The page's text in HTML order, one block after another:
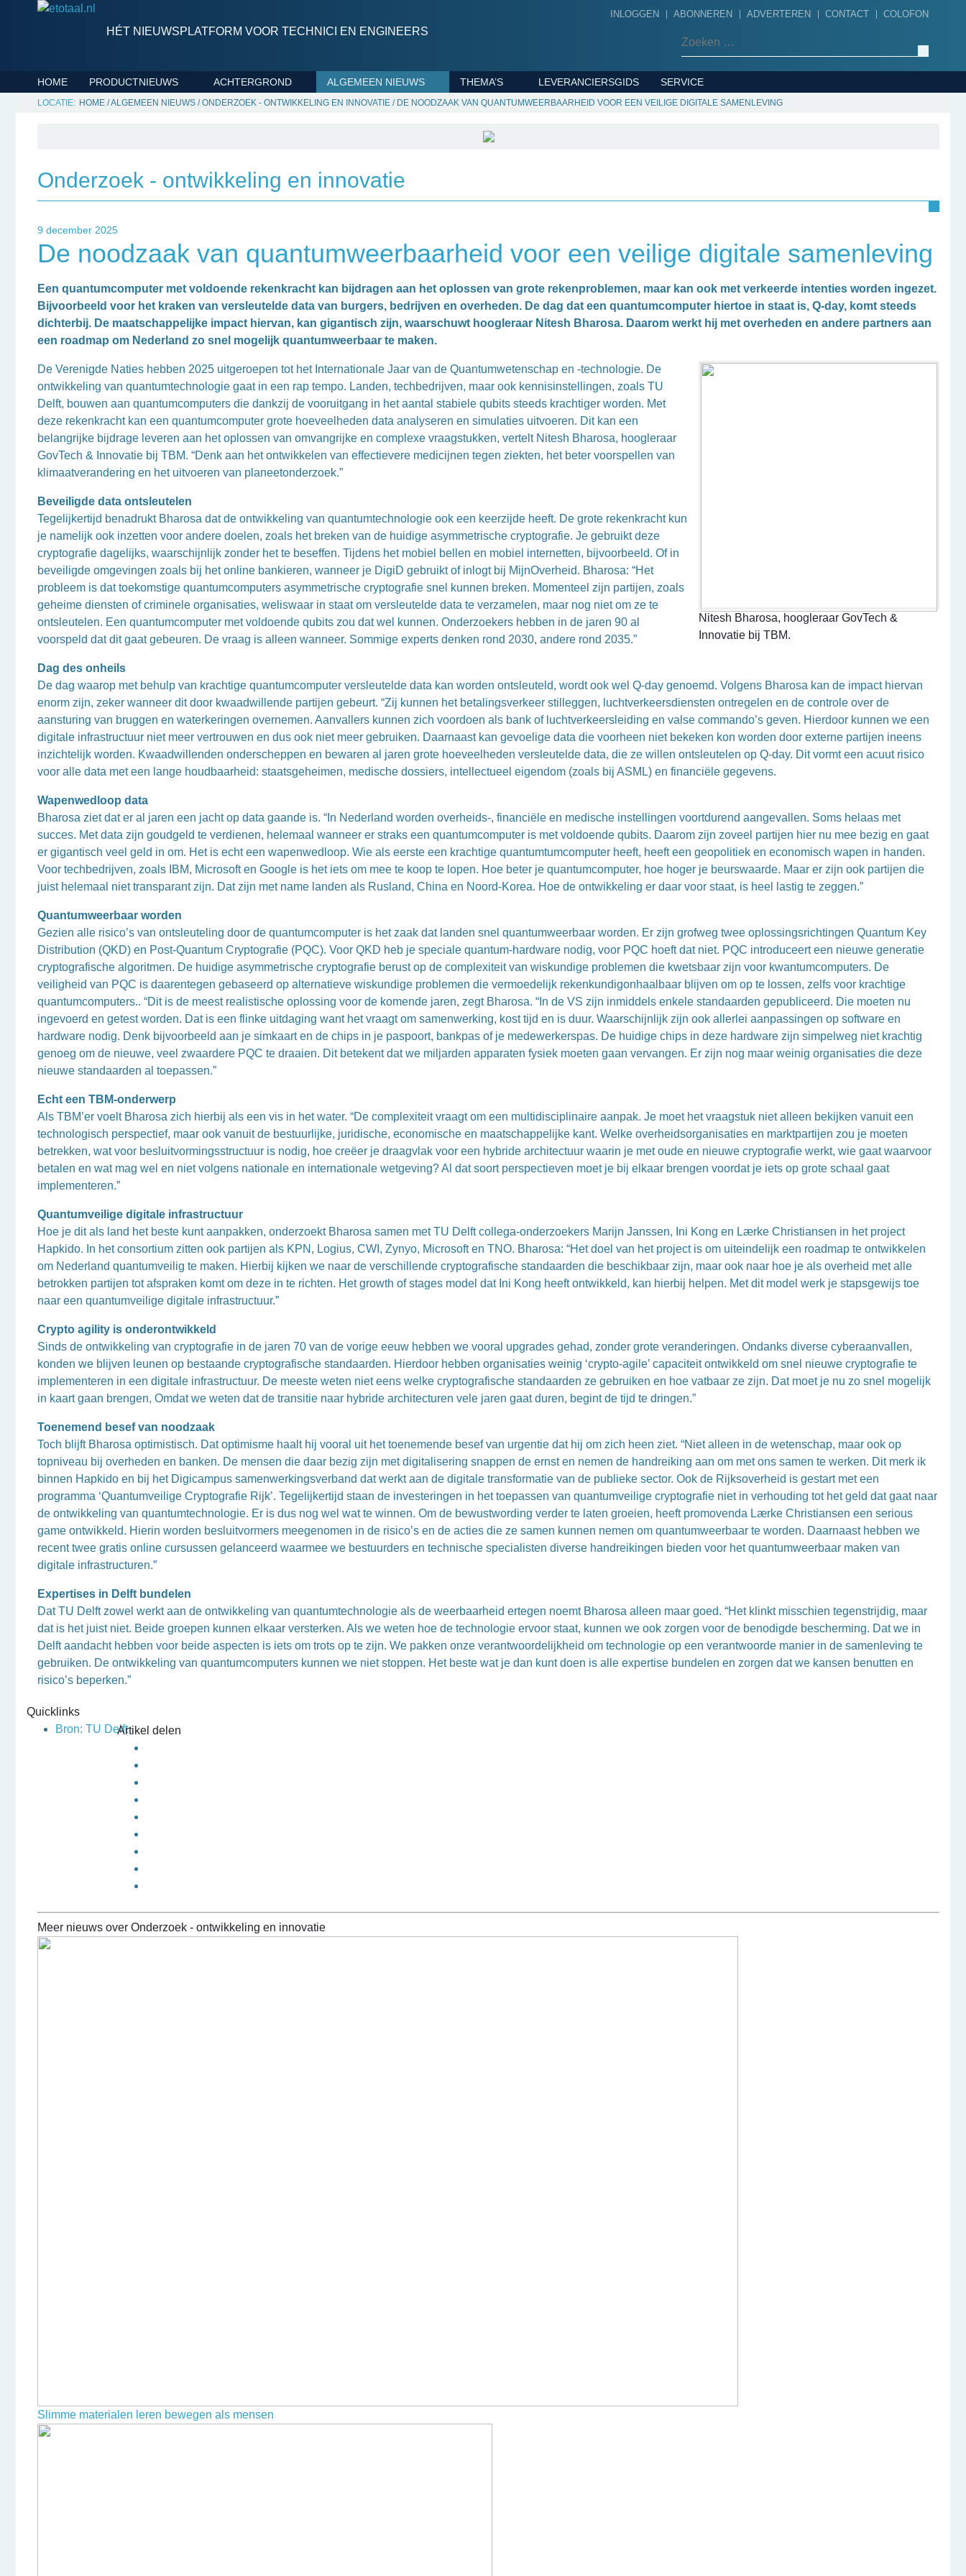
HÉT NIEUWSPLATFORM VOOR TECHNICI EN ENGINEERS
INLOGGEN ABONNEREN ADVERTEREN CONTACT COLOFON
HOME PRODUCTNIEUWS ACHTERGROND ALGEMEEN NIEUWS THEMA’S LEVERANCIERSGIDS SERVICE
HOME /ALGEMEEN NIEUWS /ONDERZOEK - ONTWIKKELING EN INNOVATIE / DE NOODZAAK VAN QUANTUMWEERBAARHEID VOOR EEN VEILIGE DIGITALE SAMENLEVING
Onderzoek - ontwikkeling en innovatie
9 december 2025
De noodzaak van quantumweerbaarheid voor een veilige digitale samenleving
Een quantumcomputer met voldoende rekenkracht kan bijdragen aan het oplossen van grote rekenproblemen, maar kan ook met verkeerde intenties worden ingezet.
Bijvoorbeeld voor het kraken van versleutelde data van burgers, bedrijven en overheden. De dag dat een quantumcomputer hiertoe in staat is, Q-day, komt steeds
dichterbij. De maatschappelijke impact hiervan, kan gigantisch zijn, waarschuwt hoogleraar Nitesh Bharosa. Daarom werkt hij met overheden en andere partners aan
een roadmap om Nederland zo snel mogelijk quantumweerbaar te maken.
Nitesh Bharosa, hoogleraar GovTech &
Innovatie bij TBM.
De Verenigde Naties hebben 2025 uitgeroepen tot het Internationale Jaar van de Quantumwetenschap en -technologie. De
ontwikkeling van quantumtechnologie gaat in een rap tempo. Landen, techbedrijven, maar ook kennisinstellingen, zoals TU
Delft, bouwen aan quantumcomputers die dankzij de vooruitgang in het aantal stabiele qubits steeds krachtiger worden. Met
deze rekenkracht kan een quantumcomputer grote hoeveelheden data analyseren en simulaties uitvoeren. Dit kan een
belangrijke bijdrage leveren aan het oplossen van omvangrijke en complexe vraagstukken, vertelt Nitesh Bharosa, hoogleraar
GovTech & Innovatie bij TBM. “Denk aan het ontwikkelen van effectievere medicijnen tegen ziekten, het beter voorspellen van
klimaatverandering en het uitvoeren van planeetonderzoek.”
Beveiligde data ontsleutelen
Tegelijkertijd benadrukt Bharosa dat de ontwikkeling van quantumtechnologie ook een keerzijde heeft. De grote rekenkracht kun
je namelijk ook inzetten voor andere doelen, zoals het breken van de huidige asymmetrische cryptografie. Je gebruikt deze
cryptografie dagelijks, waarschijnlijk zonder het te beseffen. Tijdens het mobiel bellen en mobiel internetten, bijvoorbeeld. Of in
beveiligde omgevingen zoals bij het online bankieren, wanneer je DigiD gebruikt of inlogt bij MijnOverheid. Bharosa: “Het
probleem is dat toekomstige quantumcomputers asymmetrische cryptografie snel kunnen breken. Momenteel zijn partijen, zoals
geheime diensten of criminele organisaties, weliswaar in staat om versleutelde data te verzamelen, maar nog niet om ze te
ontsleutelen. Een quantumcomputer met voldoende qubits zou dat wel kunnen. Onderzoekers hebben in de jaren 90 al
voorspeld dat dit gaat gebeuren. De vraag is alleen wanneer. Sommige experts denken rond 2030, andere rond 2035.”
Dag des onheils
De dag waarop met behulp van krachtige quantumcomputer versleutelde data kan worden ontsleuteld, wordt ook wel Q-day genoemd. Volgens Bharosa kan de impact hiervan
enorm zijn, zeker wanneer dit door kwaadwillende partijen gebeurt. “Zij kunnen het betalingsverkeer stilleggen, luchtverkeersdiensten ontregelen en de controle over de
aansturing van bruggen en waterkeringen overnemen. Aanvallers kunnen zich voordoen als bank of luchtverkeersleiding en valse commando’s geven. Hierdoor kunnen we een
digitale infrastructuur niet meer vertrouwen en dus ook niet meer gebruiken. Daarnaast kan gevoelige data die voorheen niet bekeken kon worden door externe partijen ineens
inzichtelijk worden. Kwaadwillenden onderscheppen en bewaren al jaren grote hoeveelheden versleutelde data, die ze willen ontsleutelen op Q-day. Dit vormt een acuut risico
voor alle data met een lange houdbaarheid: staatsgeheimen, medische dossiers, intellectueel eigendom (zoals bij ASML) en financiële gegevens.
Wapenwedloop data
Bharosa ziet dat er al jaren een jacht op data gaande is. “In Nederland worden overheids-, financiële en medische instellingen voortdurend aangevallen. Soms helaas met
succes. Met data zijn goudgeld te verdienen, helemaal wanneer er straks een quantumcomputer is met voldoende qubits. Daarom zijn zoveel partijen hier nu mee bezig en gaat
er gigantisch veel geld in om. Het is echt een wapenwedloop. Wie als eerste een krachtige quantumtumcomputer heeft, heeft een geopolitiek en economisch wapen in handen.
Voor techbedrijven, zoals IBM, Microsoft en Google is het iets om mee te koop te lopen. Hoe beter je quantumcomputer, hoe hoger je beurswaarde. Maar er zijn ook partijen die
juist helemaal niet transparant zijn. Dat zijn met name landen als Rusland, China en Noord-Korea. Hoe de ontwikkeling er daar voor staat, is heel lastig te zeggen.”
Quantumweerbaar worden
Gezien alle risico’s van ontsleuteling door de quantumcomputer is het zaak dat landen snel quantumweerbaar worden. Er zijn grofweg twee oplossingsrichtingen Quantum Key
Distribution (QKD) en Post-Quantum Cryptografie (PQC). Voor QKD heb je speciale quantum-hardware nodig, voor PQC hoeft dat niet. PQC introduceert een nieuwe generatie
cryptografische algoritmen. De huidige asymmetrische cryptografie berust op de complexiteit van wiskundige problemen die kwetsbaar zijn voor kwantumcomputers. De
veiligheid van PQC is daarentegen gebaseerd op alternatieve wiskundige problemen die vermoedelijk rekenkundigonhaalbaar blijven om op te lossen, zelfs voor krachtige
quantumcomputers.. “Dit is de meest realistische oplossing voor de komende jaren, zegt Bharosa. “In de VS zijn inmiddels enkele standaarden gepubliceerd. Die moeten nu
ingevoerd en getest worden. Dat is een flinke uitdaging want het vraagt om samenwerking, kost tijd en is duur. Waarschijnlijk zijn ook allerlei aanpassingen op software en
hardware nodig. Denk bijvoorbeeld aan je simkaart en de chips in je paspoort, bankpas of je medewerkerspas. De huidige chips in deze hardware zijn simpelweg niet krachtig
genoeg om de nieuwe, veel zwaardere PQC te draaien. Dit betekent dat we miljarden apparaten fysiek moeten gaan vervangen. Er zijn nog maar weinig organisaties die deze
nieuwe standaarden al toepassen.”
Echt een TBM-onderwerp
Als TBM’er voelt Bharosa zich hierbij als een vis in het water. “De complexiteit vraagt om een multidisciplinaire aanpak. Je moet het vraagstuk niet alleen bekijken vanuit een
technologisch perspectief, maar ook vanuit de bestuurlijke, juridische, economische en maatschappelijke kant. Welke overheidsorganisaties en marktpartijen zou je moeten
betrekken, wat voor besluitvormingsstructuur is nodig, hoe creëer je draagvlak voor een hybride architectuur waarin je met oude en nieuwe cryptografie werkt, wie gaat waarvoor
betalen en wat mag wel en niet volgens nationale en internationale wetgeving? Al dat soort perspectieven moet je bij elkaar brengen voordat je iets op grote schaal gaat
implementeren.”
Quantumveilige digitale infrastructuur
Hoe je dit als land het beste kunt aanpakken, onderzoekt Bharosa samen met TU Delft collega-onderzoekers Marijn Janssen, Ini Kong en Lærke Christiansen in het project
Hapkido. In het consortium zitten ook partijen als KPN, Logius, CWI, Zynyo, Microsoft en TNO. Bharosa: “Het doel van het project is om uiteindelijk een roadmap te ontwikkelen
om Nederland quantumveilig te maken. Hierbij kijken we naar de verschillende cryptografische standaarden die beschikbaar zijn, maar ook naar hoe je als overheid met alle
betrokken partijen tot afspraken komt om deze in te richten. Het growth of stages model dat Ini Kong heeft ontwikkeld, kan hierbij helpen. Met dit model werk je stapsgewijs toe
naar een quantumveilige digitale infrastructuur.”
Crypto agility is onderontwikkeld
Sinds de ontwikkeling van cryptografie in de jaren 70 van de vorige eeuw hebben we vooral upgrades gehad, zonder grote veranderingen. Ondanks diverse cyberaanvallen,
konden we blijven leunen op bestaande cryptografische standaarden. Hierdoor hebben organisaties weinig ‘crypto-agile’ capaciteit ontwikkeld om snel nieuwe cryptografie te
implementeren in een digitale infrastructuur. De meeste weten niet eens welke cryptografische standaarden ze gebruiken en hoe vatbaar ze zijn. Dat moet je nu zo snel mogelijk
in kaart gaan brengen, Omdat we weten dat de transitie naar hybride architecturen vele jaren gaat duren, begint de tijd te dringen.”
Toenemend besef van noodzaak
Toch blijft Bharosa optimistisch. Dat optimisme haalt hij vooral uit het toenemende besef van urgentie dat hij om zich heen ziet. “Niet alleen in de wetenschap, maar ook op
topniveau bij overheden en banken. De mensen die daar bezig zijn met digitalisering snappen de ernst en nemen de handreiking aan om met ons samen te werken. Dit merk ik
binnen Hapkido en bij het Digicampus samenwerkingsverband dat werkt aan de digitale transformatie van de publieke sector. Ook de Rijksoverheid is gestart met een
programma ‘Quantumveilige Cryptografie Rijk’. Tegelijkertijd staan de investeringen in het toepassen van quantumveilige cryptografie niet in verhouding tot het geld dat gaat naar
de ontwikkeling van quantumtechnologie. Er is dus nog wel wat te winnen. Om de bewustwording verder te laten groeien, heeft promovenda Lærke Christiansen een serious
game ontwikkeld. Hierin worden besluitvormers meegenomen in de risico’s en de acties die ze samen kunnen nemen om quantumweerbaar te worden. Daarnaast hebben we
recent twee gratis online cursussen gelanceerd waarmee we bestuurders en technische specialisten diverse handreikingen bieden voor het quantumweerbaar maken van
digitale infrastructuren.”
Expertises in Delft bundelen
Dat TU Delft zowel werkt aan de ontwikkeling van quantumtechnologie als de weerbaarheid ertegen noemt Bharosa alleen maar goed. “Het klinkt misschien tegenstrijdig, maar
dat is het juist niet. Beide groepen kunnen elkaar versterken. Als we weten hoe de technologie ervoor staat, kunnen we ook zorgen voor de benodigde bescherming. Dat we in
Delft aandacht hebben voor beide aspecten is iets om trots op te zijn. We pakken onze verantwoordelijkheid om technologie op een verantwoorde manier in de samenleving te
gebruiken. De ontwikkeling van quantumcomputers kunnen we niet stoppen. Het beste wat je dan kunt doen is alle expertise bundelen en zorgen dat we kansen benutten en
risico’s beperken.”
Quicklinks
Bron: TU DelftArtikel delen
Meer nieuws over Onderzoek - ontwikkeling en innovatie
Slimme materialen leren bewegen als mensen